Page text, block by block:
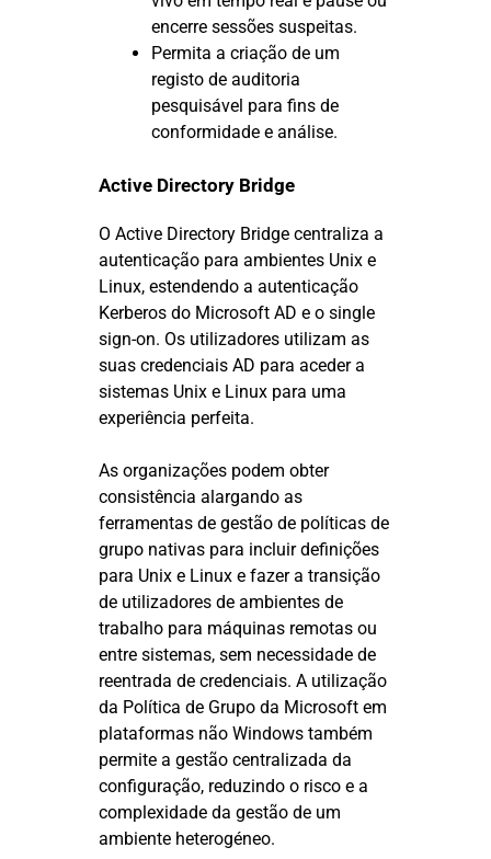
encerre sessões suspeitas.
Permita a criação de um
registo de auditoria
pesquisável para fins de
conformidade e análise.
Active Directory Bridge
O Active Directory Bridge centraliza a
autenticação para ambientes Unix e
Linux, estendendo a autenticação
Kerberos do Microsoft AD e o single
sign-on. Os utilizadores utilizam as
suas credenciais AD para aceder a
sistemas Unix e Linux para uma
experiência perfeita.
As organizações podem obter
consistência alargando as
ferramentas de gestão de políticas de
grupo nativas para incluir definições
para Unix e Linux e fazer a transição
de utilizadores de ambientes de
trabalho para máquinas remotas ou
entre sistemas, sem necessidade de
reentrada de credenciais. A utilização
da Política de Grupo da Microsoft em
plataformas não Windows também
permite a gestão centralizada da
configuração, reduzindo o risco e a
complexidade da gestão de um
ambiente heterogéneo.